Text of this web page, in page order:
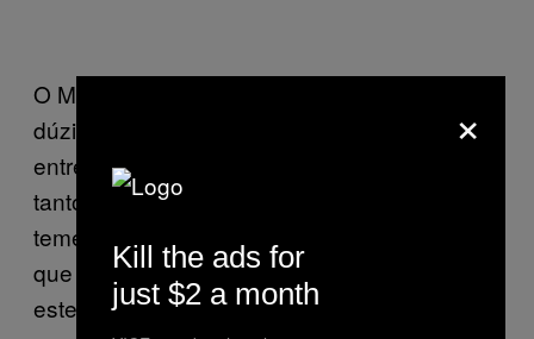
O Motherboard EUA entrevistou mais de uma
dúzia de terceirizados do Google na HCL. As
entrevistas revelaram que os funcionários –
tanto contra como a favor do sindicato –
temem que seus salários sejam mais baixos
que os da equipe oficial do Google e que
estejam recebendo menos benefícios.
×
Kill the ads for
just $2 a month